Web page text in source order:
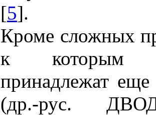
[5].
Кроме сложных
к которым
принадлежат
(др.-рус.